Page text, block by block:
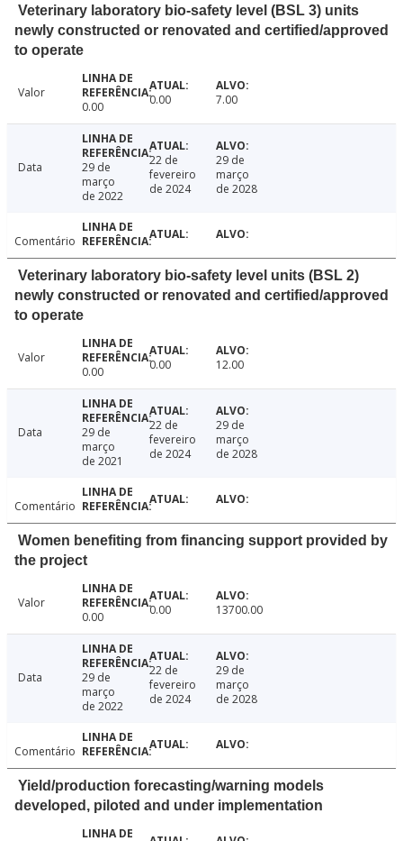
Veterinary laboratory bio-safety level (BSL 3) units
newly constructed or renovated and certified/approved
to operate
Valor
0.00
0.00 7.00
Data
29 de
março
de 2022
22 de
fevereiro
de 2024
29 de
março
de 2028
Comentário
Veterinary laboratory bio-safety level units (BSL 2)
newly constructed or renovated and certified/approved
to operate
Valor
0.00
0.00 12.00
Data
29 de
março
de 2021
22 de
fevereiro
de 2024
29 de
março
de 2028
Comentário
Women benefiting from financing support provided by
the project
Valor
0.00
0.00 13700.00
Data
29 de
março
de 2022
22 de
fevereiro
de 2024
29 de
março
de 2028
Comentário
Yield/production forecasting/warning models
developed, piloted and under implementation